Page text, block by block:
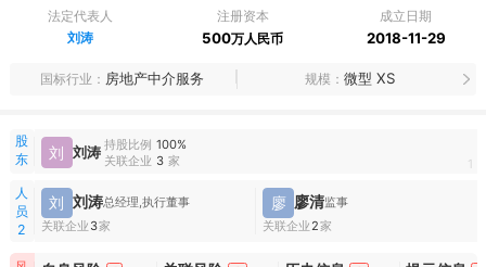
法定代表人
刘涛
注册资本
500万人民币
成立日期
2018-11-29
国标行业 房地产中介服务 规模 微型 XS
股
东
刘 刘涛 持股比例 100%
关联企业 3 家 1
人
员
2
刘 刘涛总经理,执行董事
关联企业 3家
廖 廖清监事
关联企业2家